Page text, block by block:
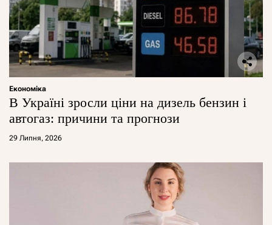
Економіка
В Україні зросли ціни на дизель бензин і
автогаз: причини та прогнози
29 Липня, 2026